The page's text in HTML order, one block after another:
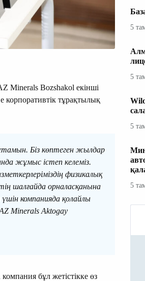
Minerals Bozshakol екінші
тұрақтылық
Біз көптеген жылдар
жұмыс істеп келеміз.
физикалық
шалғайда орналасқанына
компанияда қолайлы
Minerals Aktogay
бұл жетістікке өз
5
5
5
5